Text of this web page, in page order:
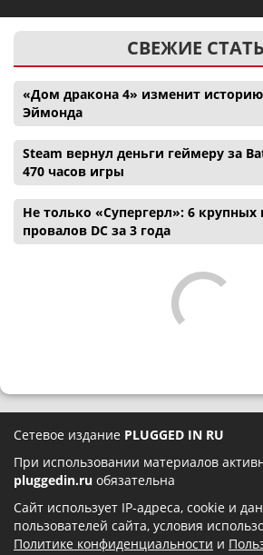
СВЕЖИЕ
«Дом дракона 4» изменит
Эймонда
Steam вернул деньги геймеру за
470 часов игры
Не только «Супергерл»: 6 крупных
провалов DC за 3 года
Сетевое издание PLUGGED IN RU
При использовании материалов
pluggedin.ru обязательна
Сайт использует IP-адреса, cookie и
пользователей сайта, условия
Политике конфиденциальности и